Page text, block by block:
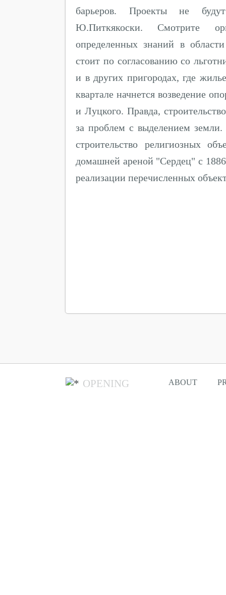
барьеров. Проекты не
Ю.Питкякоски. Смотрите
определенных знаний в
стоит по согласованию со
и в других пригородах, где
квартале начнется возведение
и Луцкого. Правда,
за проблем с выделением
строительство религиозных
домашней ареной "Сердец" с
реализации перечисленных
OPENING ABOUT